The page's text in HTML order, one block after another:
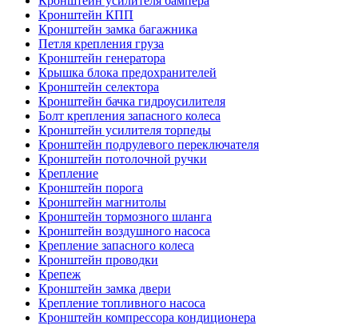
Кронштейн КПП
Кронштейн замка багажника
Петля крепления груза
Кронштейн генератора
Крышка блока предохранителей
Кронштейн селектора
Кронштейн бачка гидроусилителя
Болт крепления запасного колеса
Кронштейн усилителя торпеды
Кронштейн подрулевого переключателя
Кронштейн потолочной ручки
Крепление
Кронштейн порога
Кронштейн магнитолы
Кронштейн тормозного шланга
Кронштейн воздушного насоса
Крепление запасного колеса
Кронштейн проводки
Крепеж
Кронштейн замка двери
Крепление топливного насоса
Кронштейн компрессора кондиционера